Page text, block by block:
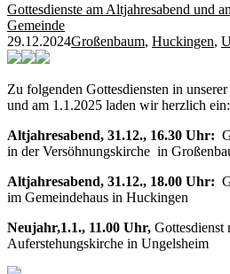
Gottesdienste am Altjahresabend und
Gemeinde
29.12.2024Großenbaum, Huckingen,
Zu folgenden Gottesdiensten in
und am 1.1.2025 laden wir herzlich ein:
Altjahresabend, 31.12., 16.30 Uhr:
in der Versöhnungskirche in
Altjahresabend, 31.12., 18.00 Uhr:
im Gemeindehaus in Huckingen
Neujahr,1.1., 11.00 Uhr, Gottesdienst
Auferstehungskirche in Ungelsheim